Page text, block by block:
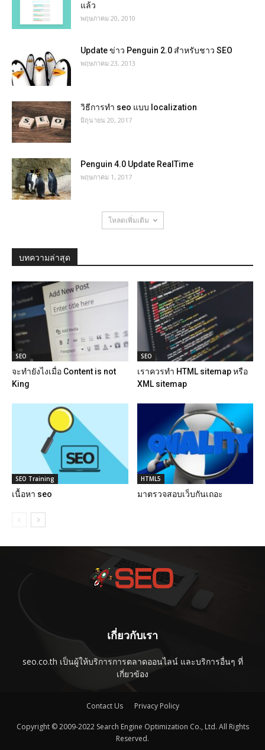
แล้ว
พฤษภาคม 20, 2010
Update ข่าว Penguin 2.0 สำหรับชาว SEO
พฤษภาคม 23, 2013
วิธีการทำ seo แบบ localization
มิถุนายน 20, 2017
Penguin 4.0 Update RealTime
พฤษภาคม 1, 2017
โหลดเพิ่มเติม
บทความล่าสุด
SEO
จะทำยังไงเมื่อ Content is not
King
SEO
เราควรทำ HTML sitemap หรือ
XML sitemap
SEO Training
เนื้อหา seo
HTML5
มาตรวจสอบเว็บกันเถอะ
เกี่ยวกับเรา
seo.co.th เป็นผู้ให้บริการการตลาดออนไลน์ และบริการอื่นๆ ที่
เกี่ยวข้อง
Contact Us Privacy Policy
Copyright © 2009-2022 Search Engine Optimization Co., Ltd. All Rights
Reserved.